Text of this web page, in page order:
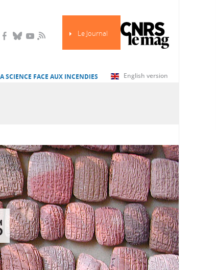
Le Journal
RSS
English version
SCIENCE FACE AUX INCENDIES